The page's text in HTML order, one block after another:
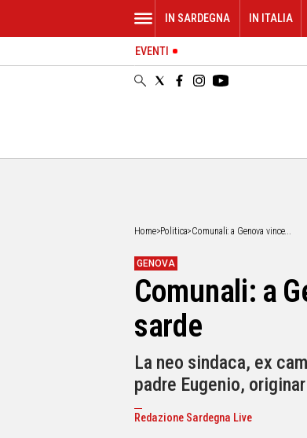
ORISTANO
IN SARDEGNA IN ITALIA
EVENTI
Home>Politica>Comunali: a Genova vince...
GENOVA
Comunali: a
sarde
La neo sindaca, ex
padre Eugenio,
Redazione Sardegna Live